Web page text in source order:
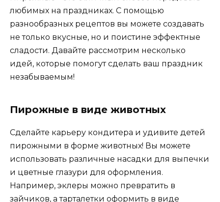
любимых на праздниках. С помощью
разнообразных рецептов вы можете создавать
не только вкусные, но и поистине эффектные
сладости. Давайте рассмотрим несколько
идей, которые помогут сделать ваш праздник
незабываемым!
Пирожные в виде животных
Сделайте карьеру кондитера и удивите детей
пирожными в форме животных! Вы можете
использовать различные насадки для выпечки
и цветные глазури для оформления.
Например, эклеры можно превратить в
зайчиков, а тарталетки оформить в виде